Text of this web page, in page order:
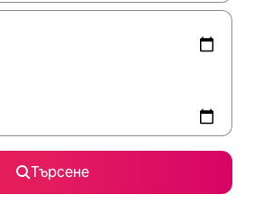
Търсене